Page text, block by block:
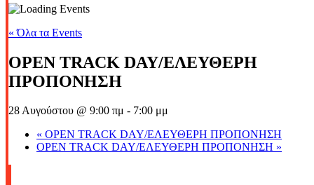
« Όλα τα Events
OPEN TRACK DAY/ΕΛΕΥΘΕΡΗ
ΠΡΟΠΟΝΗΣΗ
28 Αυγούστου @ 9:00 πμ - 7:00 μμ
« OPEN TRACK DAY/ΕΛΕΥΘΕΡΗ ΠΡΟΠΟΝΗΣΗ
OPEN TRACK DAY/ΕΛΕΥΘΕΡΗ ΠΡΟΠΟΝΗΣΗ »